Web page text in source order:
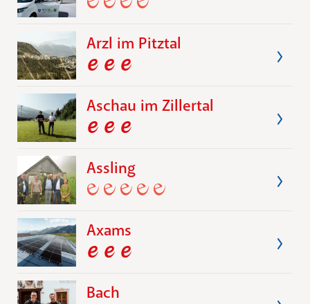
Arzl im Pitztal
Aschau im Zillertal
Assling
Axams
Bach